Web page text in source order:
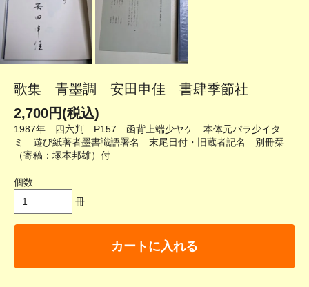
歌集 青墨調 安田申佳 書肆季節社
2,700円(税込)
1987年 四六判 P157 函背上端少ヤケ 本体元パラ少イタ
ミ 遊び紙著者墨書識語署名 末尾日付・旧蔵者記名 別冊栞
（寄稿：塚本邦雄）付
個数
冊
カートに入れる